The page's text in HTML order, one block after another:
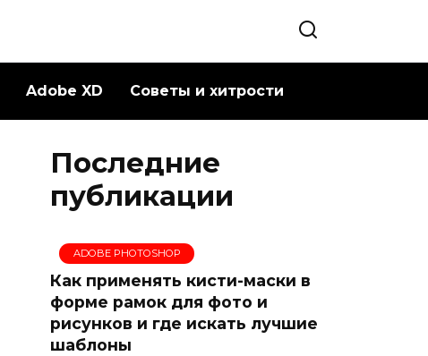
Adobe XD Советы и хитрости
Последние
публикации
ADOBE PHOTOSHOP
Как применять кисти-маски в
форме рамок для фото и
рисунков и где искать лучшие
шаблоны